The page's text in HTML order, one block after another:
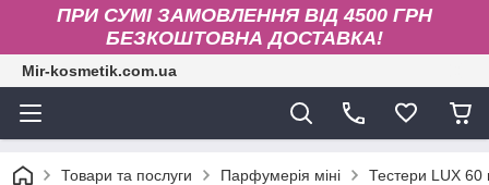
ПРИ СУМІ ЗАМОВЛЕННЯ ВІД 4500 ГРН
БЕЗКОШТОВНА ДОСТАВКА!
Mir-kosmetik.com.ua
Товари та послуги Парфумерія міні Тестери LUX 60